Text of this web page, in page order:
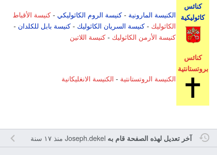
كنائس
كاثوليكية الكنيسة المارونية -كنيسة الروم الكاثوليكي -كنيسة الأقباط
الكاثوليك -كنيسة السريان الكاثوليك -كنيسة بابل للكلدان -
كنيسة الأرمن الكاثوليك -كنيسة اللاتين
كنائس
بروتستانتية
الكنيسة الروتستانتية - الكنيسة الانغليكانية
آخر تعديل لهذه الصفحة قام به Joseph.dekelمنذ ١٧ سنة